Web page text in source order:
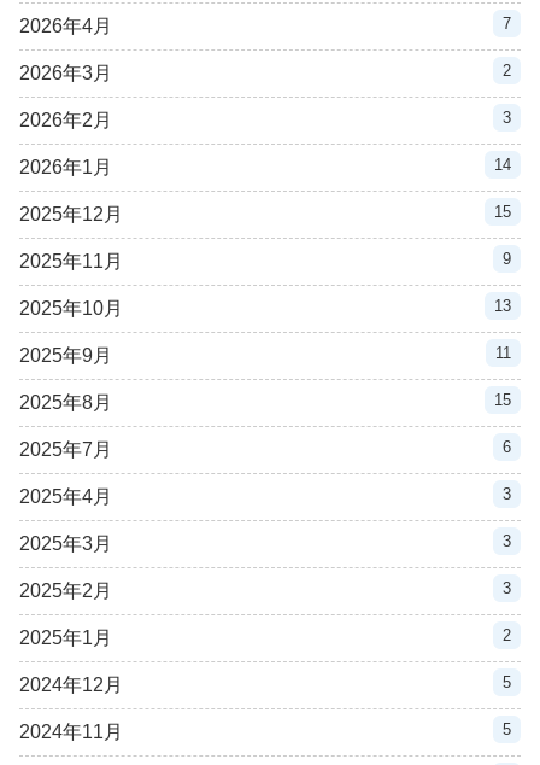
2026年4月 7
2026年3月 2
2026年2月 3
2026年1月 14
2025年12月 15
2025年11月 9
2025年10月 13
2025年9月 11
2025年8月 15
2025年7月 6
2025年4月 3
2025年3月 3
2025年2月 3
2025年1月 2
2024年12月 5
2024年11月 5